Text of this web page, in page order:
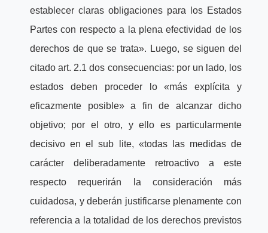
establecer claras obligaciones para los Estados
Partes con respecto a la plena efectividad de los
derechos de que se trata». Luego, se siguen del
citado art. 2.1 dos consecuencias: por un lado, los
estados deben proceder lo «más explícita y
eficazmente posible» a fin de alcanzar dicho
objetivo; por el otro, y ello es particularmente
decisivo en el sub lite, «todas las medidas de
carácter deliberadamente retroactivo a este
respecto requerirán la consideración más
cuidadosa, y deberán justificarse plenamente con
referencia a la totalidad de los derechos previstos